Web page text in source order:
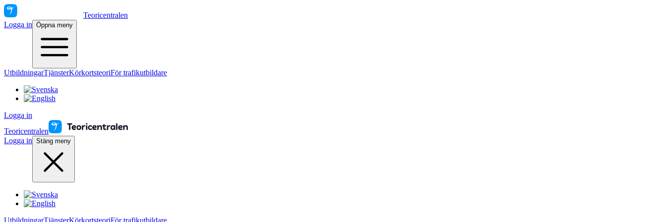
Teoricentralen
Logga in Öppna meny
UtbildningarTjänsterKörkortsteoriFör trafikutbildare
Logga in
Teoricentralen
Logga in Stäng meny
UtbildningarTjänsterKörkortsteoriFör trafikutbildare